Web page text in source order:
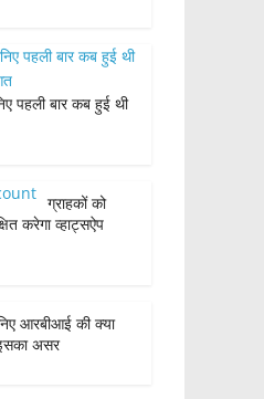
पहली बार कब हुई थी
ग्राहकों को
करेगा व्हाट्सऐप
आरबीआई की क्या
असर